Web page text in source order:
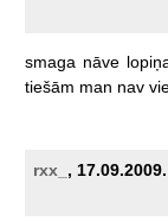
smaga nāve
tiešām man nav
rxx_ ,